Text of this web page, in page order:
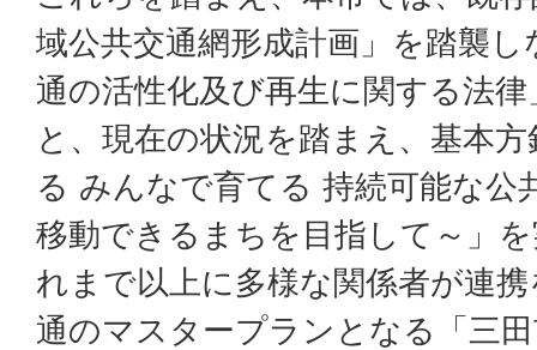
域公共交通網形成計画」を踏襲
通の活性化及び再生に関する法
と、現在の状況を踏まえ、基本
る みんなで育てる 持続可能な公
移動できるまちを目指して～」
れまで以上に多様な関係者が連
通のマスタープランとなる「三